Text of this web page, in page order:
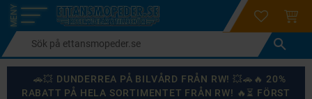
Meny
login
🚗💥 DUNDERREA PÅ BILVÅRD FRÅN RW! 💥🚗🔥 20%
RABATT PÅ HELA SORTIMENTET FRÅN RW! 🔥⏳ FÖRST